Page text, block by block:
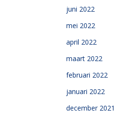
juni 2022
mei 2022
april 2022
maart 2022
februari 2022
januari 2022
december 2021